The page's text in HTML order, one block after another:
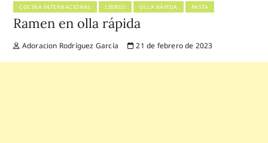
COCINA INTERNACIONAL LIBROS OLLA RÁPIDA PASTA
Ramen en olla rápida
Adoracion Rodríguez García 21 de febrero de 2023